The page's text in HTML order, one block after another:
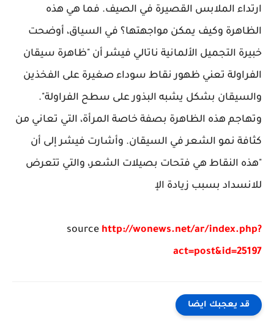
ارتداء الملابس القصيرة في الصيف. فما هي هذه
الظاهرة وكيف يمكن مواجهتها؟ في السياق، أوضحت
خبيرة التجميل الألمانية ناتالي فيشر أن "ظاهرة سيقان
الفراولة تعني ظهور نقاط سوداء صغيرة على الفخذين
والسيقان بشكل يشبه البذور على سطح الفراولة".
وتهاجم هذه الظاهرة بصفة خاصة المرأة، التي تعاني من
كثافة نمو الشعر في السيقان. وأشارت فيشر إلى أن
"هذه النقاط هي فتحات بصيلات الشعر، والتي تتعرض
للانسداد بسبب زيادة الإ
source http://wonews.net/ar/index.php?
act=post&id=25197
قد يعجبك ايضا